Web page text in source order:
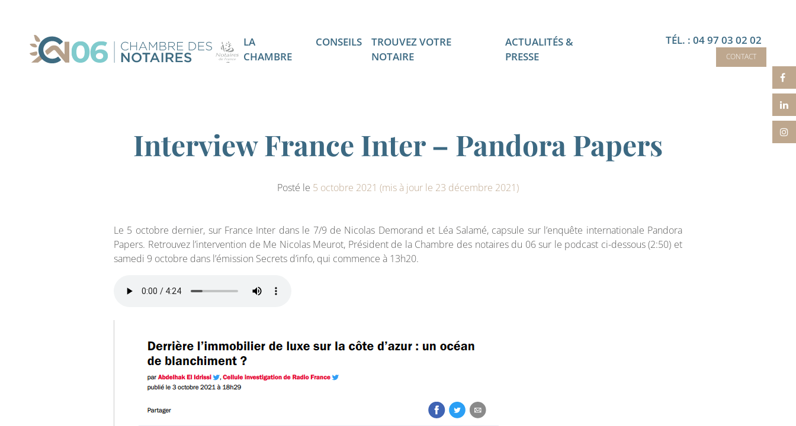
LA
CHAMBRE
CONSEILS
TROUVEZ VOTRE
NOTAIRE
ACTUALITÉS &
PRESSE
TÉL. : 04 97 03 02 02
CONTACT
Interview France Inter – Pandora Papers
Posté le 5 octobre 2021 (mis à jour le 23 décembre 2021)
Le 5 octobre dernier, sur France Inter dans le 7/9 de Nicolas Demorand et Léa Salamé, capsule sur l’enquête internationale Pandora
Papers. Retrouvez l’intervention de Me Nicolas Meurot, Président de la Chambre des notaires du 06 sur le podcast ci-dessous (2:50) et
samedi 9 octobre dans l’émission Secrets d’info, qui commence à 13h20.